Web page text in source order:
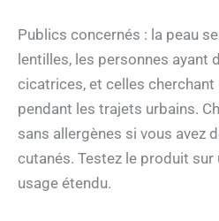
Publics concernés : la peau
lentilles, les personnes ayant
cicatrices, et celles
pendant les trajets urbains.
sans allergènes si vous avez
cutanés. Testez le produit sur
usage étendu.